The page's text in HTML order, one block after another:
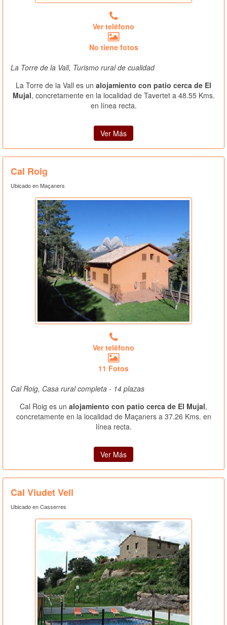
Ver teléfono
No tiene fotos
La Torre de la Vall, Turismo rural de cualidad
La Torre de la Vall es un alojamiento con patio cerca de El
Mujal, concretamente en la localidad de Tavertet a 48.55 Kms.
en línea recta.
Ver Más
Cal Roig
Ubicado en Maçaners
Ver teléfono
11 Fotos
Cal Roig, Casa rural completa - 14 plazas
Cal Roig es un alojamiento con patio cerca de El Mujal,
concretamente en la localidad de Maçaners a 37.26 Kms. en
línea recta.
Ver Más
Cal Viudet Vell
Ubicado en Casserres